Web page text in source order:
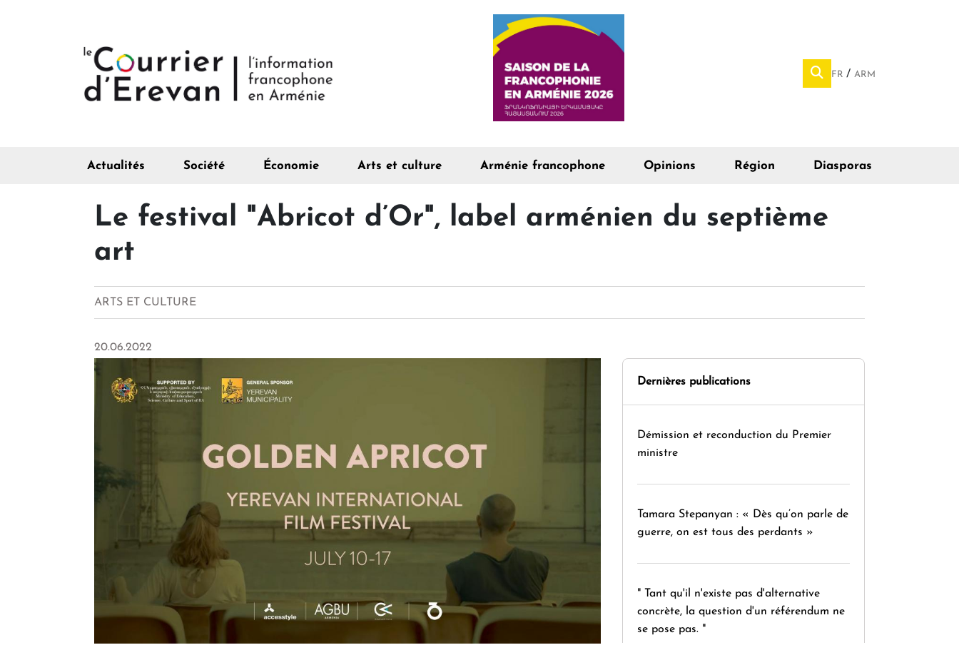
FR ARM
Actualités Société Économie Arts et culture Arménie francophone Opinions Région Diasporas
Le festival "Abricot d’Or", label arménien du septième
art
ARTS ET CULTURE
20.06.2022
Dernières publications
Démission et reconduction du Premier
ministre
Tamara Stepanyan : « Dès qu’on parle de
guerre, on est tous des perdants »
" Tant qu'il n'existe pas d'alternative
concrète, la question d'un référendum ne
se pose pas. "